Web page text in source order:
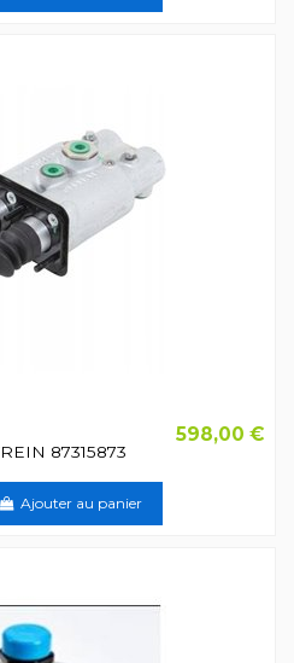
87315873
598,00 €
Ajouter au panier